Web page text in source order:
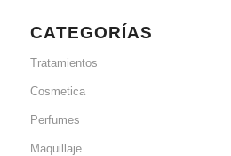
CATEGORÍAS
Tratamientos
Cosmetica
Perfumes
Maquillaje